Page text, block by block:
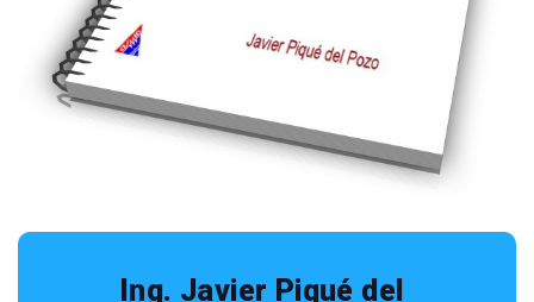
Ing. Javier Piqué del